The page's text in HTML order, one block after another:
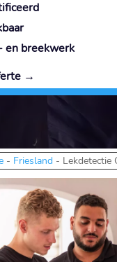
en breekwerk
→
- Friesland - Lekdetectie